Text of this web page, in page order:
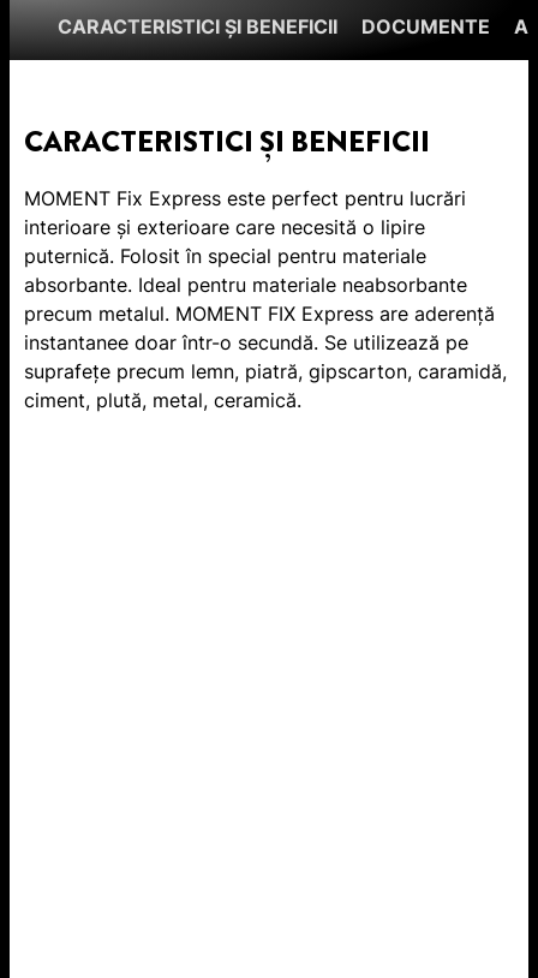
CARACTERISTICI ȘI BENEFICII DOCUMENTE
CARACTERISTICI ȘI BENEFICII
MOMENT Fix Express este perfect pentru lucrări
interioare şi exterioare care necesită o lipire
puternică. Folosit în special pentru materiale
absorbante. Ideal pentru materiale neabsorbante
precum metalul. MOMENT FIX Express are aderenţă
instantanee doar într-o secundă. Se utilizează pe
suprafeţe precum lemn, piatră, gipscarton, caramidă,
ciment, plută, metal, ceramică.